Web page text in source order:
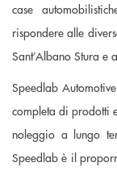
case
rispondere alle
Sant’Albano Stura e
Speedlab
completa di prodotti
noleggio a lungo
Speedlab è il